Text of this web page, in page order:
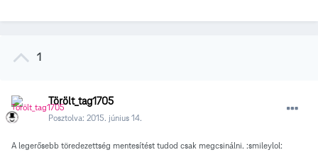
1
Törölt_tag1705
Posztolva: 2015. június 14.
A legerősebb töredezettség mentesítést tudod csak megcsinálni. :smileylol: